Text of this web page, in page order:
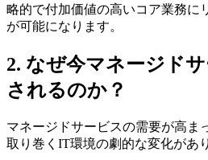
略的で付加価値の高いコア業務に
が可能になります。
2. なぜ今マネージド
されるのか？
マネージドサービスの需要が高ま
取り巻くIT環境の劇的な変化があ